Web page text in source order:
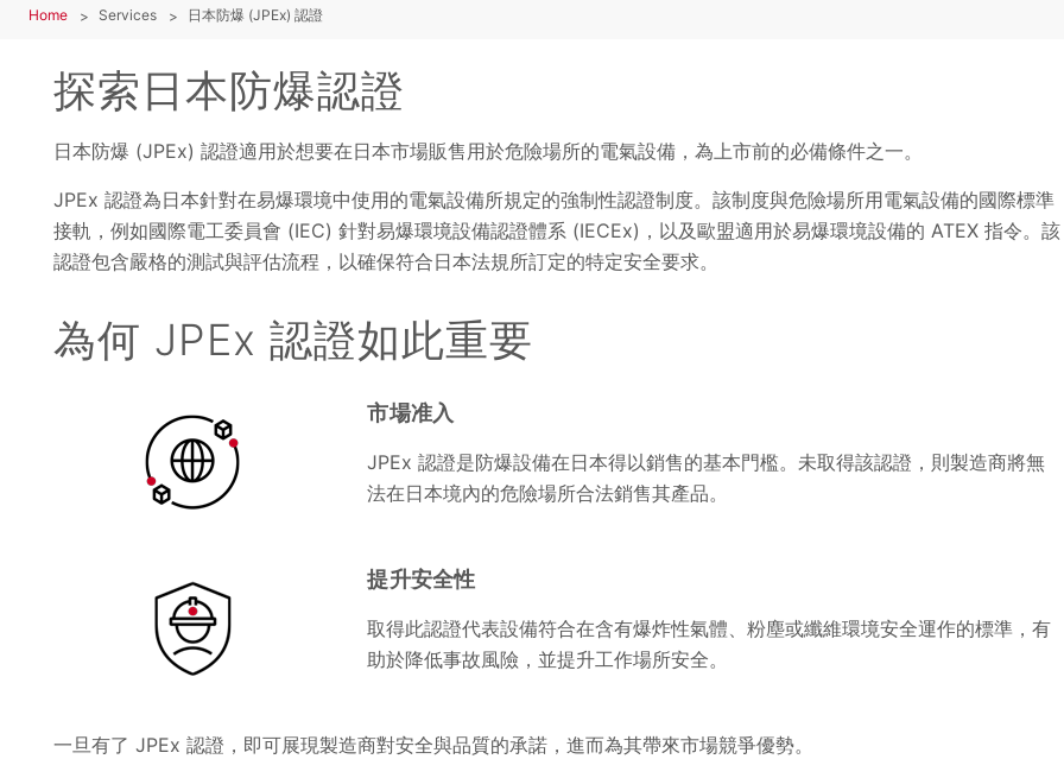
Home Services 日本防爆 (JPEx) 認證
探索日本防爆認證
日本防爆 (JPEx) 認證適用於想要在日本市場販售用於危險場所的電氣設備，為上市前的必備條件之一。
JPEx 認證為日本針對在易爆環境中使用的電氣設備所規定的強制性認證制度。該制度與危險場所用電氣設備的國際標準
接軌，例如國際電工委員會 (IEC) 針對易爆環境設備認證體系 (IECEx)，以及歐盟適用於易爆環境設備的 ATEX 指令。該
認證包含嚴格的測試與評估流程，以確保符合日本法規所訂定的特定安全要求。
為何 JPEx 認證如此重要
市場准入
JPEx 認證是防爆設備在日本得以銷售的基本門檻。未取得該認證，則製造商將無
法在日本境內的危險場所合法銷售其產品。
提升安全性
取得此認證代表設備符合在含有爆炸性氣體、粉塵或纖維環境安全運作的標準，有
助於降低事故風險，並提升工作場所安全。
一旦有了 JPEx 認證，即可展現製造商對安全與品質的承諾，進而為其帶來市場競爭優勢。